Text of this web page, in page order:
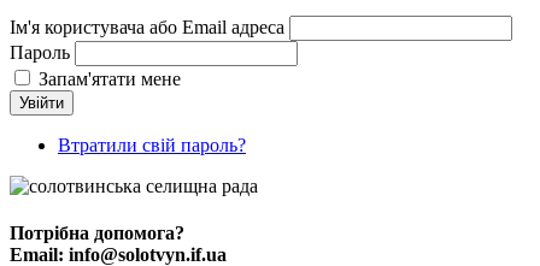
Ім'я користувача або Email адреса
Пароль
Запам'ятати мене
Увійти
Втратили свій пароль?
Потрібна допомога?
Email: info@solotvyn.if.ua